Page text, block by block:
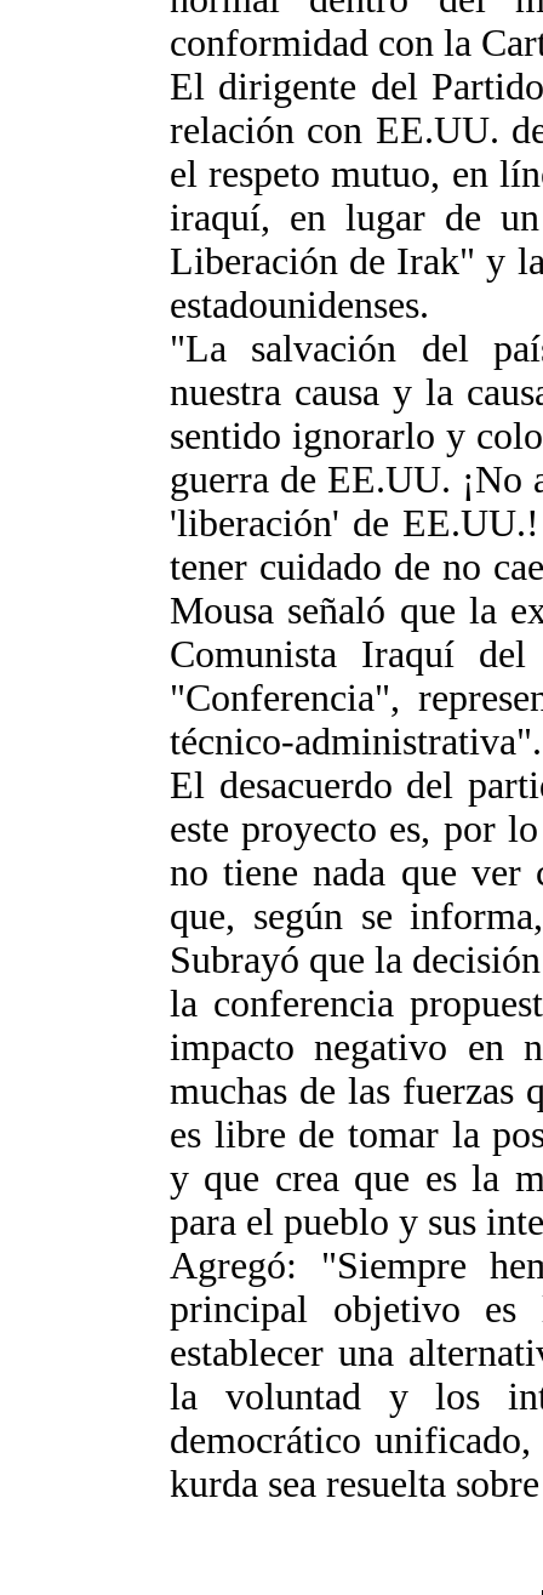
conformidad con la
El dirigente del
relación con EE.UU.
el respeto mutuo, en
iraquí, en lugar de
Liberación de Irak" y
estadounidenses.
"La salvación del
nuestra causa y la
sentido ignorarlo y
guerra de EE.UU.
'liberación' de
tener cuidado de no
Mousa señaló que la
Comunista Iraquí
"Conferencia",
técnico-administrativa".
El desacuerdo del
este proyecto es, por
no tiene nada que ver
que, según se
Subrayó que la
la conferencia
impacto negativo en
muchas de las fuerzas
es libre de tomar la
y que crea que es la
para el pueblo y sus
Agregó: "Siempre
principal objetivo
establecer una
la voluntad y los
democrático
kurda sea resuelta